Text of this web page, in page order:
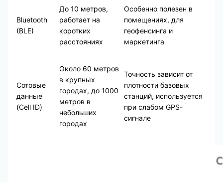
Bluetooth
(BLE)
До 10 метров,
работает на
коротких
расстояниях
Особенно полезен в
помещениях, для
геофенсинга и
маркетинга
Сотовые
данные
(Cell ID)
Около 60 метров
в крупных
городах, до 1000
метров в
небольших
городах
Точность зависит от
плотности базовых
станций, используется
при слабом GPS-
сигнале